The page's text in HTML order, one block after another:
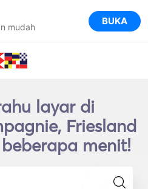
mudah BUKA
layar di
Friesland
menit!